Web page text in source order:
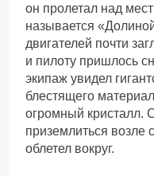
он пролетал над
называется
двигателей почти
и пилоту пришлось
экипаж увидел
блестящего
огромный кристалл.
приземлиться
облетел вокруг.